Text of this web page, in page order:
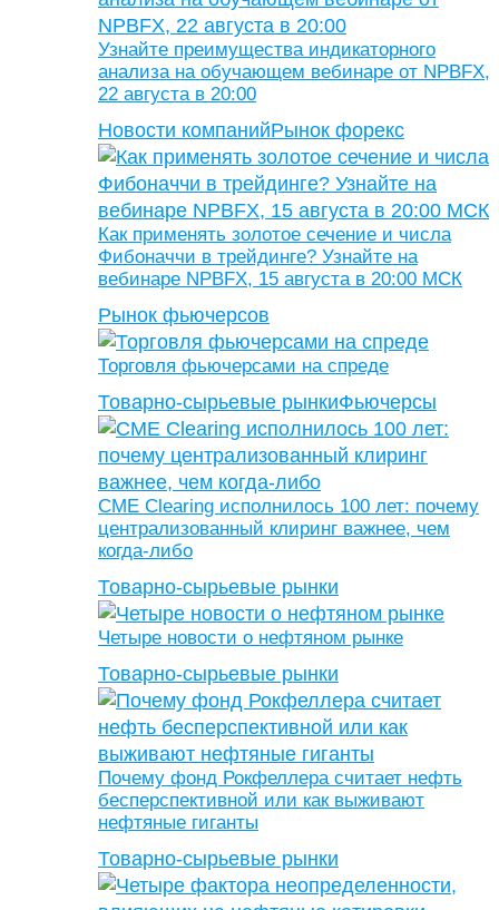
Узнайте преимущества индикаторного
анализа на обучающем вебинаре от NPBFX,
22 августа в 20:00
Новости компанийРынок форекс
Как применять золотое сечение и числа
Фибоначчи в трейдинге? Узнайте на
вебинаре NPBFX, 15 августа в 20:00 МСК
Рынок фьючерсов
Торговля фьючерсами на спреде
Товарно-сырьевые рынкиФьючерсы
CME Clearing исполнилось 100 лет: почему
централизованный клиринг важнее, чем
когда-либо
Товарно-сырьевые рынки
Четыре новости о нефтяном рынке
Товарно-сырьевые рынки
Почему фонд Рокфеллера считает нефть
бесперспективной или как выживают
нефтяные гиганты
Товарно-сырьевые рынки